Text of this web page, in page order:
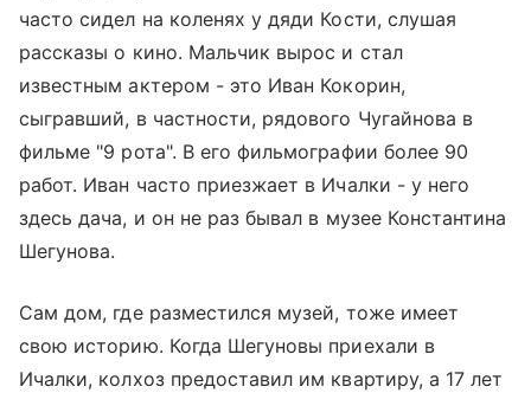
часто сидел на коленях у дяди Кости, слушая
рассказы о кино. Мальчик вырос и стал
известным актером - это Иван Кокорин,
сыгравший, в частности, рядового Чугайнова в
фильме "9 рота". В его фильмографии более 90
работ. Иван часто приезжает в Ичалки - у него
здесь дача, и он не раз бывал в музее Константина
Шегунова.
Сам дом, где разместился музей, тоже имеет
свою историю. Когда Шегуновы приехали в
Ичалки, колхоз предоставил им квартиру, а 17 лет